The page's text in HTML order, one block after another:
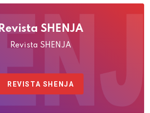
Revista SHENJA
Revista SHENJA
REVISTA SHENJA